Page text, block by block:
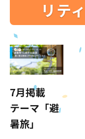
リテ
7月掲載
テーマ「避
暑旅」